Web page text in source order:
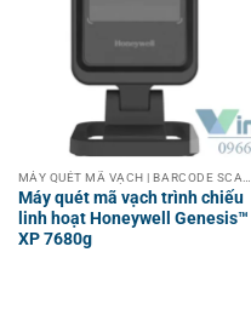
Máy quét mã vạch trình chiếu
linh hoạt Honeywell Genesis™
XP 7680g